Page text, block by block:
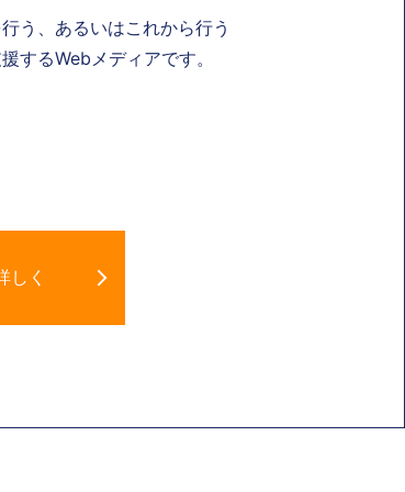
う、あるいはこれから行う
するWebメディアです。
しく